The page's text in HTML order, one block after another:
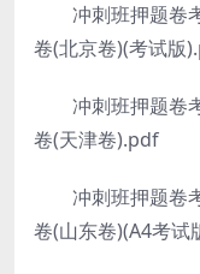
冲刺班押题卷考
卷(北京卷)(考试版
冲刺班押题卷考
卷(天津卷).pdf
冲刺班押题卷考
卷(山东卷)(A4考试